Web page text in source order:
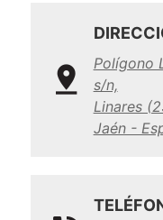
Polígono
s/n,
Linares
Jaén -